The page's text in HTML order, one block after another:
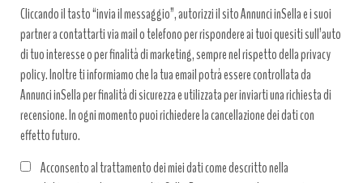
Cliccando il tasto “invia il messaggio”, autorizzi il sito Annunci inSella e i suoi
partner a contattarti via mail o telefono per rispondere ai tuoi quesiti sull’auto
di tuo interesse o per finalità di marketing, sempre nel rispetto della privacy
policy. Inoltre ti informiamo che la tua email potrà essere controllata da
Annunci inSella per finalità di sicurezza e utilizzata per inviarti una richiesta di
recensione. In ogni momento puoi richiedere la cancellazione dei dati con
effetto futuro.
Acconsento al trattamento dei miei dati come descritto nella